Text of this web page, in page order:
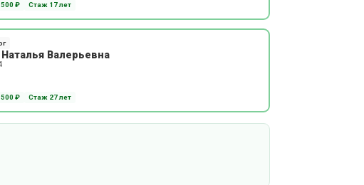
₽ Стаж 17 лет
Валерьевна
₽ Стаж 27 лет